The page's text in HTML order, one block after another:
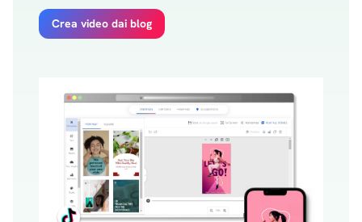
Crea video dai blog